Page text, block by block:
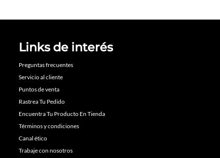
Links de interés
Preguntas frecuentes
Servicio al cliente
Puntos de venta
Rastrea Tu Pedido
Encuentra Tu Producto En Tienda
Términos y condiciones
Canal ético
Trabaje con nosotros